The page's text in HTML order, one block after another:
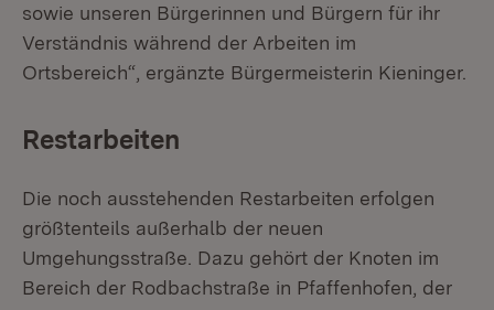
sowie unseren Bürgerinnen und Bürgern für ihr
Verständnis während der Arbeiten im
Ortsbereich“, ergänzte Bürgermeisterin Kieninger.
Restarbeiten
Die noch ausstehenden Restarbeiten erfolgen
größtenteils außerhalb der neuen
Umgehungsstraße. Dazu gehört der Knoten im
Bereich der Rodbachstraße in Pfaffenhofen, der